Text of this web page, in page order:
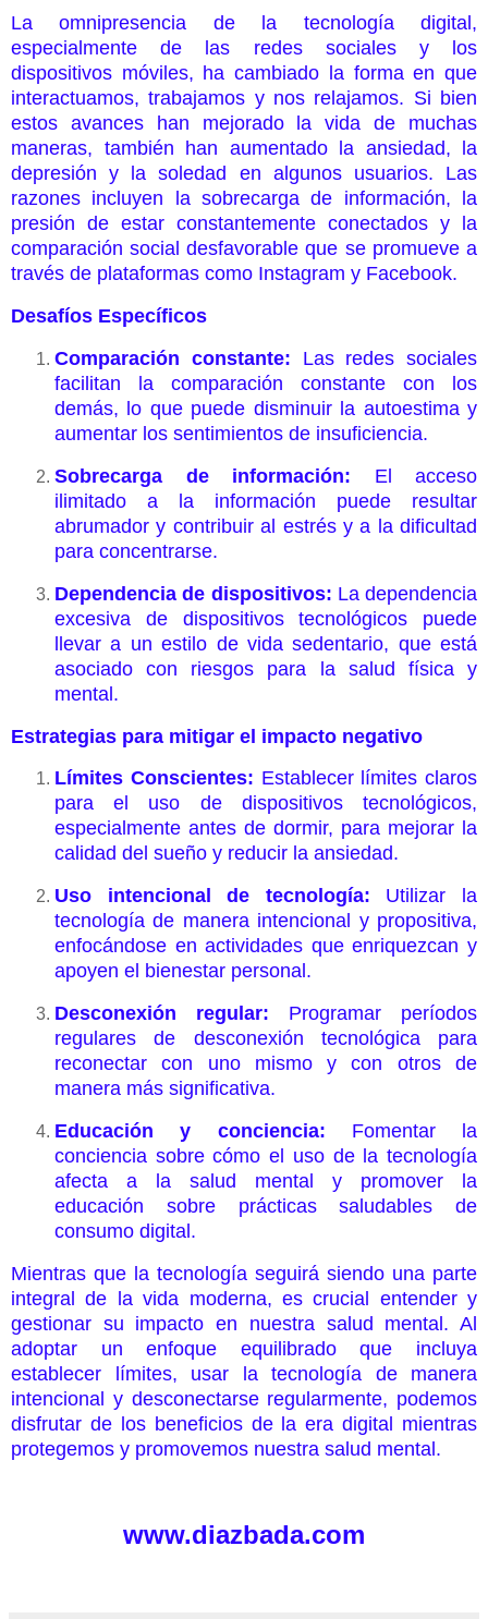
La omnipresencia de la tecnología digital,
especialmente de las redes sociales y los
dispositivos móviles, ha cambiado la forma en que
interactuamos, trabajamos y nos relajamos. Si bien
estos avances han mejorado la vida de muchas
maneras, también han aumentado la ansiedad, la
depresión y la soledad en algunos usuarios. Las
razones incluyen la sobrecarga de información, la
presión de estar constantemente conectados y la
comparación social desfavorable que se promueve a
través de plataformas como Instagram y Facebook.
Desafíos Específicos
Comparación constante: Las redes sociales
facilitan la comparación constante con los
demás, lo que puede disminuir la autoestima y
aumentar los sentimientos de insuficiencia.
Sobrecarga de información: El acceso
ilimitado a la información puede resultar
abrumador y contribuir al estrés y a la dificultad
para concentrarse.
Dependencia de dispositivos: La dependencia
excesiva de dispositivos tecnológicos puede
llevar a un estilo de vida sedentario, que está
asociado con riesgos para la salud física y
mental.
Estrategias para mitigar el impacto negativo
Límites Conscientes: Establecer límites claros
para el uso de dispositivos tecnológicos,
especialmente antes de dormir, para mejorar la
calidad del sueño y reducir la ansiedad.
Uso intencional de tecnología: Utilizar la
tecnología de manera intencional y propositiva,
enfocándose en actividades que enriquezcan y
apoyen el bienestar personal.
Desconexión regular: Programar períodos
regulares de desconexión tecnológica para
reconectar con uno mismo y con otros de
manera más significativa.
Educación y conciencia: Fomentar la
conciencia sobre cómo el uso de la tecnología
afecta a la salud mental y promover la
educación sobre prácticas saludables de
consumo digital.
Mientras que la tecnología seguirá siendo una parte
integral de la vida moderna, es crucial entender y
gestionar su impacto en nuestra salud mental. Al
adoptar un enfoque equilibrado que incluya
establecer límites, usar la tecnología de manera
intencional y desconectarse regularmente, podemos
disfrutar de los beneficios de la era digital mientras
protegemos y promovemos nuestra salud mental.
www.diazbada.com